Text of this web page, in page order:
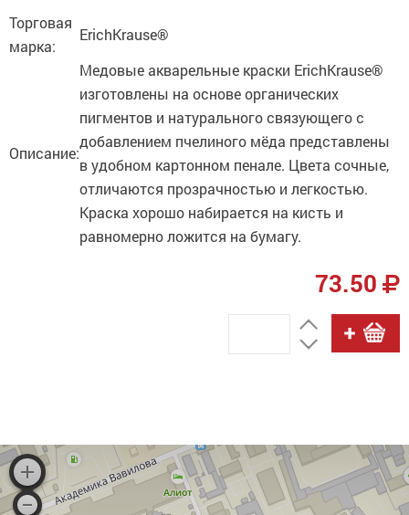
Торговая
марка:
ErichKrause®
Описание:
Медовые акварельные краски ErichKrause®
изготовлены на основе органических
пигментов и натурального связующего с
добавлением пчелиного мёда представлены
в удобном картонном пенале. Цвета сочные,
отличаются прозрачностью и легкостью.
Краска хорошо набирается на кисть и
равномерно ложится на бумагу.
73.50